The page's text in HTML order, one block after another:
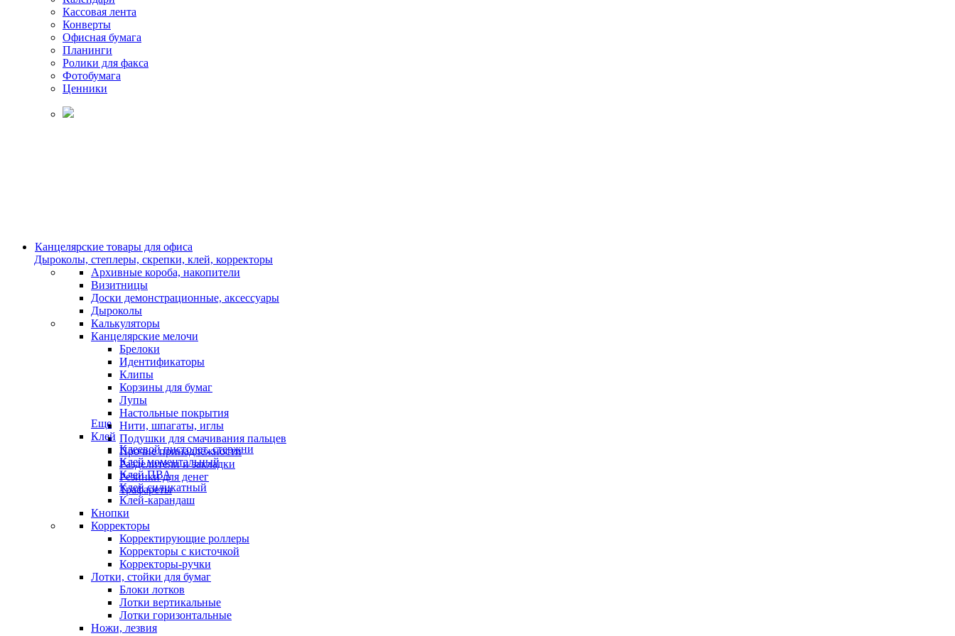
Кассовая лента
Конверты
Офисная бумага
Планинги
Ролики для факса
Фотобумага
Ценники
Канцелярские товары для офиса
Дыроколы, степлеры, скрепки, клей, корректоры
Архивные короба, накопители
Визитницы
Доски демонстрационные, аксессуары
Дыроколы
Калькуляторы
Канцелярские мелочи
Брелоки
Идентификаторы
Клипы
Корзины для бумаг
Лупы
Настольные покрытия
Нити, шпагаты, иглы
Подушки для смачивания пальцев
Прочие принадлежности
Разделители и закладки
Резинки для денег
Трафареты
Еще
Клей
Клеевой пистолет, стержни
Клей моментальный
Клей ПВА
Клей силикатный
Клей-карандаш
Кнопки
Корректоры
Корректирующие роллеры
Корректоры с кисточкой
Корректоры-ручки
Лотки, стойки для бумаг
Блоки лотков
Лотки вертикальные
Лотки горизонтальные
Ножи, лезвия